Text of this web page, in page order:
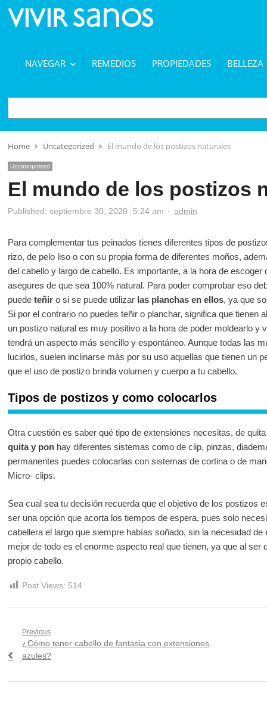
NAVEGAR REMEDIOS PROPIEDADES BELLEZA
BUSCAR
Home Uncategorized El mundo de los postizos naturales
Uncategorized
El mundo de los postizos
Published: septiembre 30, 2020 5:24 am Author
admin
Para complementar tus peinados tienes diferentes tipos de
rizo, de pelo liso o con su propia forma de diferentes moños,
del cabello y largo de cabello. Es importante, a la hora de
asegures de que sea 100% natural. Para poder comprobar eso
puede teñiro si se puede utilizarlas planchas en ellos, ya que
Si por el contrario no puedes teñir o planchar, significa que tienen
un postizo natural es muy positivo a la hora de poder moldearlo y
tendrá un aspecto más sencillo y espontáneo. Aunque todas las
lucirlos, suelen inclinarse más por su uso aquellas que tienen un
que el uso de postizo brinda volumen y cuerpo a tu cabello.
Tipos de postizos y como colocarlos
Otra cuestión es saber qué tipo de extensiones necesitas, de
quita y ponhay diferentes sistemas como de clip, pinzas,
permanentes puedes colocarlas con sistemas de cortina o de
Micro- clips.
Sea cual sea tu decisión recuerda que el objetivo de los postizos
ser una opción que acorta los tiempos de espera, pues solo
cabellera el largo que siempre habías soñado, sin la necesidad
mejor de todo es el enorme aspecto real que tienen, ya que al ser
propio cabello.
Post Views: 514
Navegación
de
entradas
Previous
Previous
post:
¿Cómo tener cabello de fantasia con extensiones
azules?